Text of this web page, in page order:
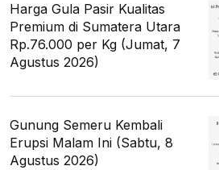
Harga Gula Pasir Kualitas
Premium di Sumatera Utara
Rp.76.000 per Kg (Jumat, 7
Agustus 2026)
Gunung Semeru Kembali
Erupsi Malam Ini (Sabtu, 8
Agustus 2026)